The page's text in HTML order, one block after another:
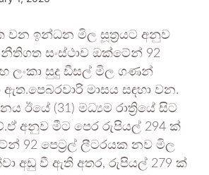
වන ඉන්ධන මිල සූත්‍රයට අනුව
සංස්ථාව ඔක්ටේන් 92
ලංකා සුදු ඩීසල් මිල ගණන්
මාසය සඳහා වන.
ඊයේ (31) මධ්‍යම රාත්‍රියේ සිට
අනුව මීට පෙර රුපියල් 294 ක්
92 පෙට්‍රල් ලීටරයක නව මිල
අඩු වී ඇති අතර, රුපියල් 279 ක්